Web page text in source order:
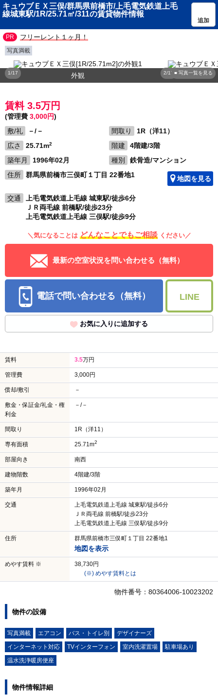
キュウブＥＸ三俣/群馬県前橋市/上毛電気鉄道上毛
線城東駅/1R/25.71㎡/311の賃貸物件情報
追加
フリーレント１ヶ月！
写真満載
■ 写真一覧を見る
1/17 外観 2/17
賃料 3.5万円
(管理費 3,000円)
敷/礼
－/－ 間取り
1R（洋11）
広さ
25.71m2 階建
4階建/3階
築年月
1996年02月 種別
鉄骨造/マンション
住所
群馬県前橋市三俣町１丁目 22番地1 地図を見る
交通
上毛電気鉄道上毛線 城東駅/徒歩6分
ＪＲ両毛線 前橋駅/徒歩23分
上毛電気鉄道上毛線 三俣駅/徒歩9分
＼気になることは どんなことでもご相談 ください／
最新の空室状況を問い合わせる（無料）
電話で問い合わせる（無料） LINE
お気に入りに追加する
賃料 3.5万円
管理費 3,000円
償却/敷引 －
敷金・保証金/礼金・権
利金
－/－
間取り 1R（洋11）
専有面積 25.71m2
部屋向き 南西
建物階数 4階建/3階
築年月 1996年02月
交通
上毛電気鉄道上毛線 城東駅/徒歩6分
ＪＲ両毛線 前橋駅/徒歩23分
上毛電気鉄道上毛線 三俣駅/徒歩9分
住所 群馬県前橋市三俣町１丁目 22番地1
地図を表示
めやす賃料 ※
38,730円
(※) めやす賃料とは
物件番号：80364006-10023202
物件の設備
写真満載 エアコン バス・トイレ別
デザイナーズ
インターネット対応
TVインターフォン 室内洗濯置場
駐車場あり
温水洗浄暖房便座
物件情報詳細